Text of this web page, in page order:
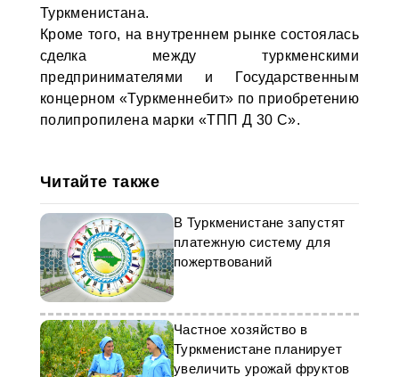
Туркменистана.
Кроме того, на внутреннем рынке состоялась
сделка между туркменскими
предпринимателями и Государственным
концерном «Туркменнебит» по приобретению
полипропилена марки «ТПП Д 30 С».
Читайте также
В Туркменистане запустят
платежную систему для
пожертвований
Частное хозяйство в
Туркменистане планирует
увеличить урожай фруктов